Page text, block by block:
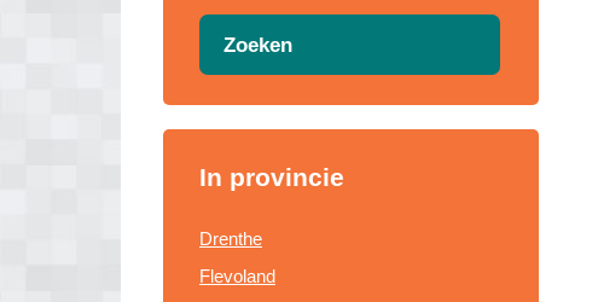
Zoeken
In provincie
Drenthe
Flevoland